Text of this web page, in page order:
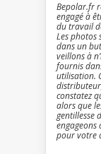
Bepolar.fr
engagé à
du travail
Les photos
dans un
veillons à
fournis
utilisation.
constatez
alors que
gentillesse
engageons
pour votre